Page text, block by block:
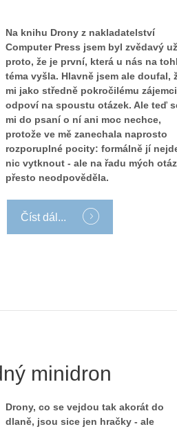
Na knihu Drony z nakladatelství
Computer Press jsem byl zvědavý už
proto, že je první, která u nás na
téma vyšla. Hlavně jsem ale doufal,
mi jako středně pokročilému zájemci
odpoví na spoustu otázek. Ale teď
mi do psaní o ní ani moc nechce,
protože ve mě zanechala naprosto
rozporuplné pocity: formálně jí
nic vytknout - ale na řadu mých
přesto neodpověděla.
Číst dál...
minidron
Drony, co se vejdou tak akorát do
dlaně, jsou sice jen hračky - ale